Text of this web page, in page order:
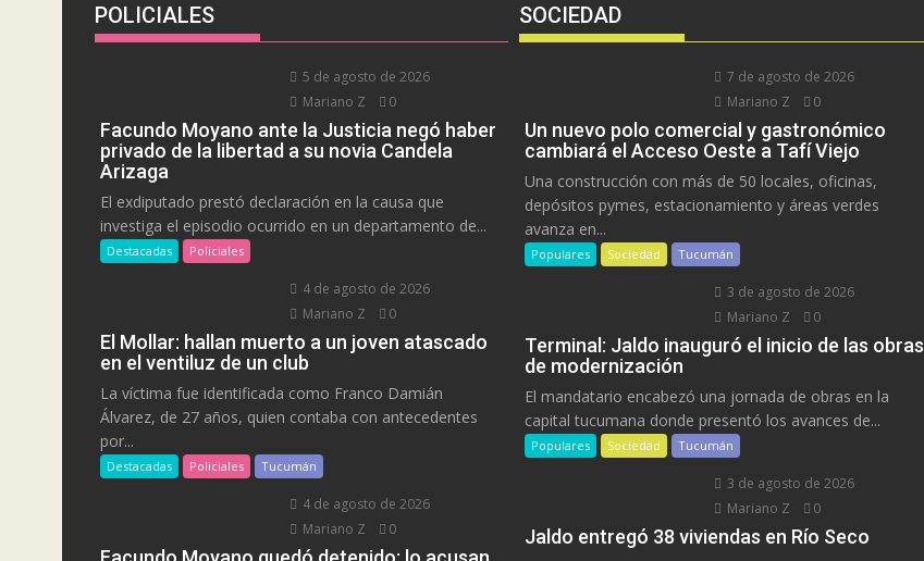
POLICIALES
5 de agosto de 2026
Mariano Z
0
Facundo Moyano ante la Justicia negó haber
privado de la libertad a su novia Candela
Arizaga
El exdiputado prestó declaración en la causa que
investiga el episodio ocurrido en un departamento de...
Destacadas Policiales
4 de agosto de 2026
Mariano Z
0
El Mollar: hallan muerto a un joven atascado
en el ventiluz de un club
La víctima fue identificada como Franco Damián
Álvarez, de 27 años, quien contaba con antecedentes
por...
Destacadas Policiales Tucumán
4 de agosto de 2026
Mariano Z
0
SOCIEDAD
7 de agosto de 2026
Mariano Z
0
Un nuevo polo comercial y gastronómico
cambiará el Acceso Oeste a Tafí Viejo
Una construcción con más de 50 locales, oficinas,
depósitos pymes, estacionamiento y áreas verdes
avanza en...
Populares Sociedad Tucumán
3 de agosto de 2026
Mariano Z
0
Terminal: Jaldo inauguró el inicio de las obras
de modernización
El mandatario encabezó una jornada de obras en la
capital tucumana donde presentó los avances de...
Populares Sociedad Tucumán
3 de agosto de 2026
Mariano Z
0
Jaldo entregó 38 viviendas en Río Seco